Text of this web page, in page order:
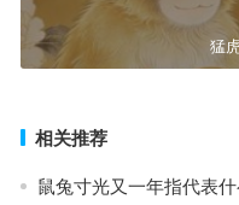
猛
相关推荐
鼠兔寸光又一年指代表